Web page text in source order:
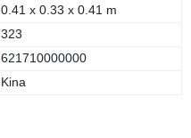
0.41 x 0.33 x 0.41 m
323
621710000000
Kina